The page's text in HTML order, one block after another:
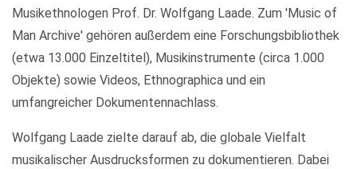
Musikethnologen Prof. Dr. Wolfgang Laade. Zum 'Music of
Man Archive' gehören außerdem eine Forschungsbibliothek
(etwa 13.000 Einzeltitel), Musikinstrumente (circa 1.000
Objekte) sowie Videos, Ethnographica und ein
umfangreicher Dokumentennachlass.
Wolfgang Laade zielte darauf ab, die globale Vielfalt
musikalischer Ausdrucksformen zu dokumentieren. Dabei